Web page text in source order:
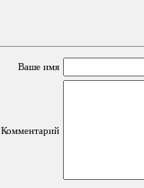
Ваше имя
Комментарий